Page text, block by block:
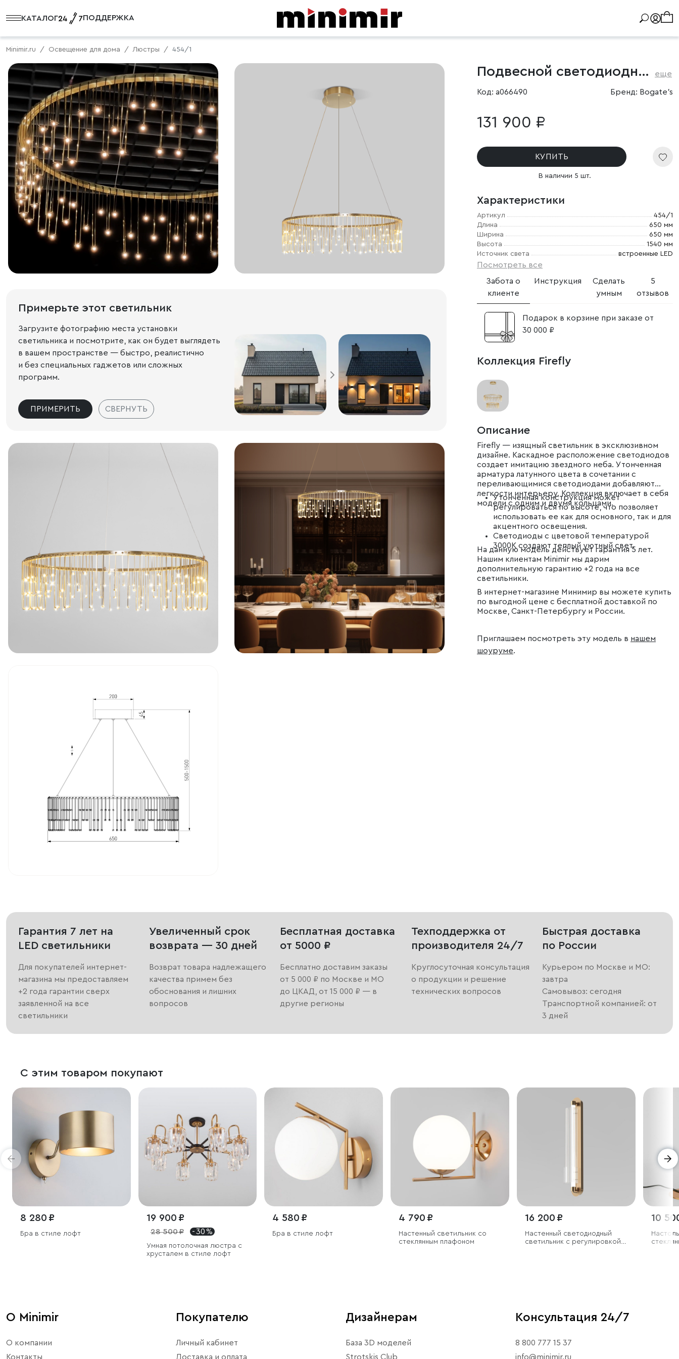
КАТАЛОГ ПОДДЕРЖКА
Minimir.ru Освещение для дома Люстры 454/1
Примерьте этот светильник
Загрузите фотографию места установки
светильника и посмотрите, как он будет выглядеть
в вашем пространстве — быстро, реалистично
и без специальных гаджетов или сложных
программ.
ПРИМЕРИТЬ СВЕРНУТЬ
Подвесной светодиодный светильник еще
Код: a066490 Бренд: Bogate's
131 900 ₽
КУПИТЬ
В наличии 5 шт.
Характеристики
Артикул
454/1
Длина
650 мм
Ширина
650 мм
Высота
1540 мм
Источник света
встроенные LED
Посмотреть все
Забота о
клиенте
Инструкция
Сделать
умным
5
отзывов
Подарок в корзине при заказе от
30 000 ₽
Коллекция Firefly
Описание
Firefly — изящный светильник в эксклюзивном
дизайне. Каскадное расположение светодиодов
создает имитацию звездного неба. Утонченная
арматура латунного цвета в сочетании с
переливающимися светодиодами добавляют
легкости интерьеру. Коллекция включает в себя
модели с одним и двумя кольцами.
Утонченная конструкция может
регулироваться по высоте, что позволяет
использовать ее как для основного, так и для
акцентного освещения.
Светодиоды с цветовой температурой
3000К создают теплый уютный свет.
На данную модель действует гарантия 5 лет.
Нашим клиентам Minimir мы дарим
дополнительную гарантию +2 года на все
светильники.
В интернет-магазине Минимир вы можете купить
по выгодной цене с бесплатной доставкой по
Москве, Санкт-Петербургу и России.
Приглашаем посмотреть эту модель в нашем
шоуруме.
Гарантия 7 лет на
LED светильники
Для покупателей интернет-
магазина мы предоставляем
+2 года гарантии сверх
заявленной на все
светильники
Увеличенный срок
возврата — 30 дней
Возврат товара надлежащего
качества примем без
обоснования и лишних
вопросов
Бесплатная доставка
от 5000 ₽
Бесплатно доставим заказы
от 5 000 ₽ по Москве и МО
до ЦКАД, от 15 000 ₽ — в
другие регионы
Техподдержка от
производителя 24/7
Круглосуточная консультация
о продукции и решение
технических вопросов
Быстрая доставка
по России
Курьером по Москве и МО:
завтра
Самовывоз: сегодня
Транспортной компанией: от
3 дней
С этим товаром покупают
8 280 ₽
Бра в стиле лофт
19 900 ₽
28 500 ₽ - 30 %
Умная потолочная люстра с
хрусталем в стиле лофт
4 580 ₽
Бра в стиле лофт
4 790 ₽
Настенный светильник со
стеклянным плафоном
16 200 ₽
Настенный светодиодный
светильник с регулировкой
10
О Minimir
О компании
Контакты
Покупателю
Личный кабинет
Доставка и оплата
Дизайнерам
База 3D моделей
Strotskis Club
Консультация 24/7
8 800 777 15 37
info@minimir.ru